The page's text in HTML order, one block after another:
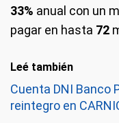
33% anual con un
pagar en hasta 72
Leé también
Cuenta DNI Banco
reintegro en